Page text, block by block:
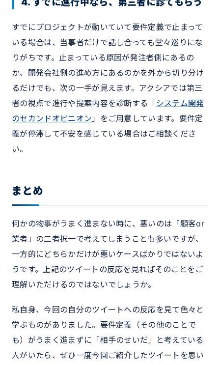
4. すでに進行中なら、第三者に診てもらう
すでにプロジェクトが動いていて要件定義で止まって
いる場合は、当事者だけで話し合っても堂々巡りにな
りがちです。止まっている原因が発注者側にあるの
か、開発会社側の進め方にあるのかを外から切り分け
るだけでも、次の一手が見えます。アクシアでは第三
者の視点で進行や提案内容を診断する「システム開発
のセカンドオピニオン 」をご用意しています。要件定
義が停滞して不安を感じている場合はご相談くださ
い。
まとめ
何かの物事がうまく進まない時に、悪いのは「顧客or
業者」の二者択一で考えてしまうことも多いですが、
一方的にどちらかだけが悪いケースばかりではないよ
うです。上記のツイートの反応を見ればそのことをご
理解いただけるのではないでしょうか。
私自身、今回の自分のツイートへの反応を見て色々と
学ぶものがありました。要件定義（その他のことで
も）がうまく進まずに「相手のせいだ」と考えている
人がいたら、ぜひ一度今回ご紹介したツイートを思い